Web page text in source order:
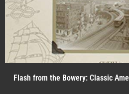
Flash from the Bowery: Classic